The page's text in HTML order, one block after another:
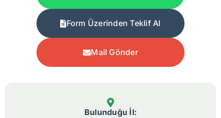
Form Üzerinden Teklif Al
Mail Gönder
Bulunduğu İl: